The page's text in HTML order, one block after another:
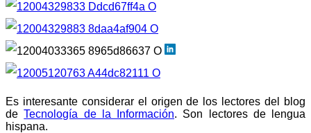
Es interesante considerar el origen de los lectores del blog
deTecnología de la Información. Son lectores de lengua
hispana.